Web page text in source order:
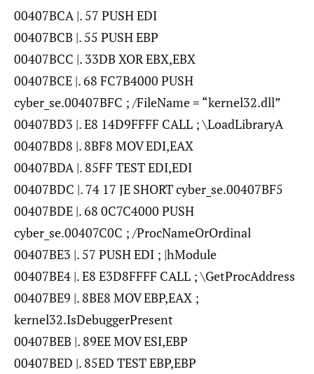
00407BCA |. 57 PUSH EDI
00407BCB |. 55 PUSH EBP
00407BCC |. 33DB XOR EBX,EBX
00407BCE |. 68 FC7B4000 PUSH
cyber_se.00407BFC ; /FileName = “kernel32.dll”
00407BD3 |. E8 14D9FFFF CALL ; \LoadLibraryA
00407BD8 |. 8BF8 MOV EDI,EAX
00407BDA |. 85FF TEST EDI,EDI
00407BDC |. 74 17 JE SHORT cyber_se.00407BF5
00407BDE |. 68 0C7C4000 PUSH
cyber_se.00407C0C ; /ProcNameOrOrdinal
00407BE3 |. 57 PUSH EDI ; |hModule
00407BE4 |. E8 E3D8FFFF CALL ; \GetProcAddress
00407BE9 |. 8BE8 MOV EBP,EAX ;
kernel32.IsDebuggerPresent
00407BEB |. 89EE MOV ESI,EBP
00407BED |. 85ED TEST EBP,EBP